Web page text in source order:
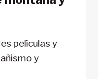
películas y
y